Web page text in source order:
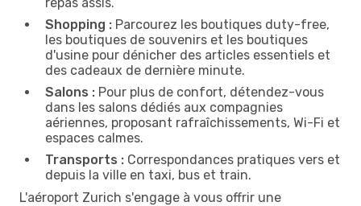
Shopping : Parcourez les boutiques duty-free,
les boutiques de souvenirs et les boutiques
d'usine pour dénicher des articles essentiels et
des cadeaux de dernière minute.
Salons : Pour plus de confort, détendez-vous
dans les salons dédiés aux compagnies
aériennes, proposant rafraîchissements, Wi-Fi et
espaces calmes.
Transports : Correspondances pratiques vers et
depuis la ville en taxi, bus et train.
L'aéroport Zurich s'engage à vous offrir une